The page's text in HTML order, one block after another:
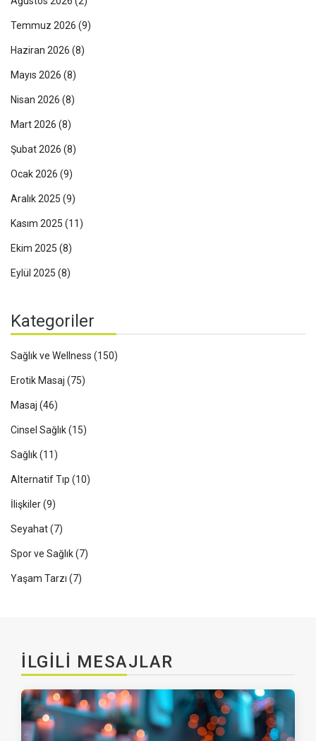
Temmuz 2026 (9)
Haziran 2026 (8)
Mayıs 2026 (8)
Nisan 2026 (8)
Mart 2026 (8)
Şubat 2026 (8)
Ocak 2026 (9)
Aralık 2025 (9)
Kasım 2025 (11)
Ekim 2025 (8)
Eylül 2025 (8)
Kategoriler
Sağlık ve Wellness (150)
Erotik Masaj (75)
Masaj (46)
Cinsel Sağlık(15)
Sağlık(11)
Alternatif Tıp (10)
İlişkiler(9)
Seyahat(7)
Spor ve Sağlık(7)
Yaşam Tarzı (7)
İLGILI MESAJLAR